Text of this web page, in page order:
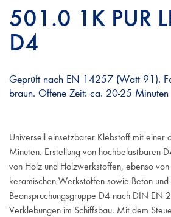
501.0 1K PUR
D4
Geprüft nach EN 14257 (Watt 91).
braun. Offene Zeit: ca. 20-25 Minuten
Universell einsetzbarer Klebstoff mit einer
Minuten. Erstellung von hochbelastbaren
von Holz und Holzwerkstoffen, ebenso
keramischen Werkstoffen sowie Beton und
Beanspruchungsgruppe D4 nach DIN EN
Verklebungen im Schiffsbau. Mit dem